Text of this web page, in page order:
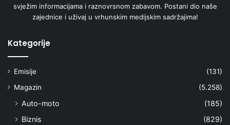
svježim informacijama i raznovrsnom zabavom. Postani dio naše
zajednice i uživaj u vrhunskim medijskim sadržajima!
Kategorije
Emisije
(131)
Magazin
(5.258)
Auto-moto
(185)
Biznis
(829)